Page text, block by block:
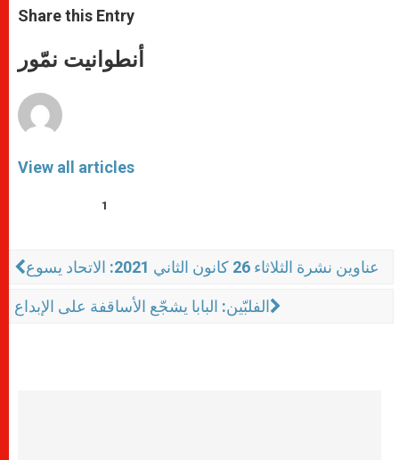
t
s
p
p
s
e
e
e
b
o
k
Share this Entry
أنطوانيت نمّور
View all articles
1
عناوين نشرة الثلاثاء 26 كانون الثاني 2021: الاتحاد يسوع
الفلبّين: البابا يشجّع الأساقفة على الإبداع